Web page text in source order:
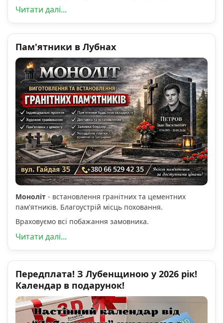
Читати далі...
Пам'ятники в Лубнах
Моноліт - встановлення гранітних та цементних
пам'ятників. Благоустрій місць поховання.
Враховуємо всі побажання замовника.
Читати далі...
Передплата! З Лубенщиною у 2026 рік!
Календар в подарунок!